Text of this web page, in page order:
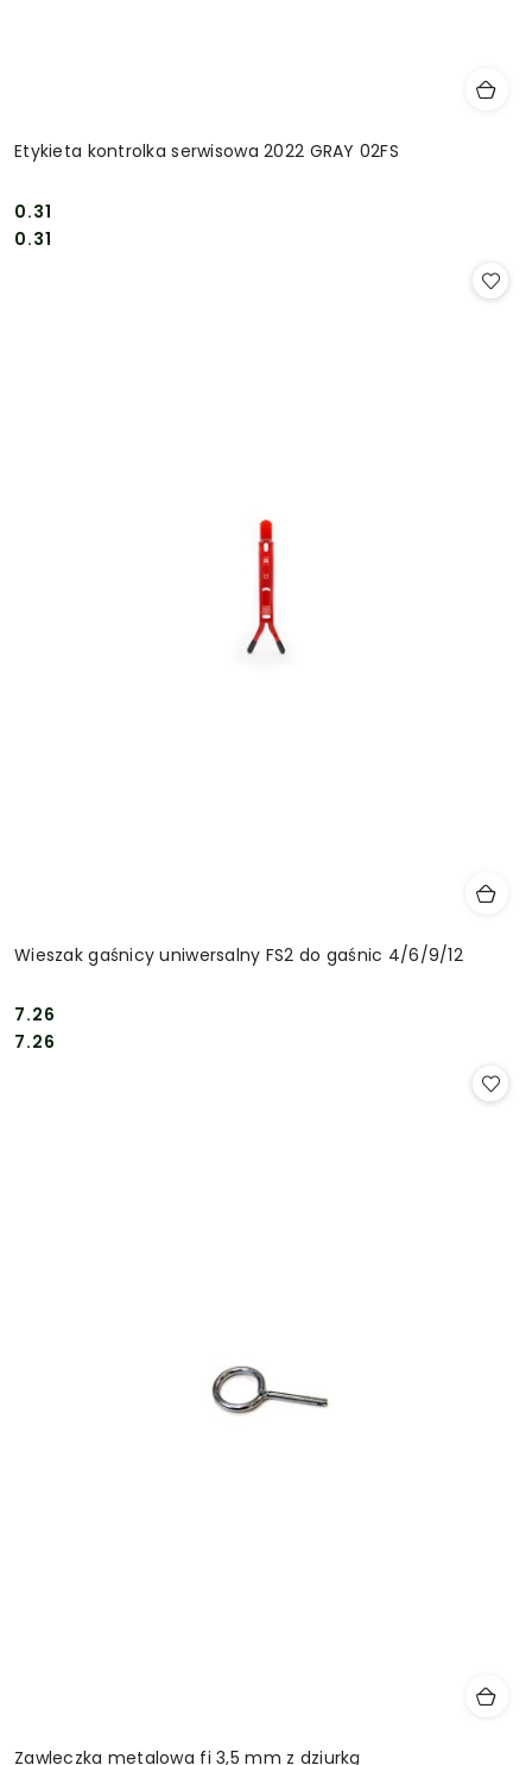
Etykieta kontrolka serwisowa 2022 GRAY 02FS
Cena:
0.31
Cena:
0.31
Wieszak gaśnicy uniwersalny FS2 do gaśnic 4/6/9/12
Cena:
7.26
Cena:
7.26
Zawleczka metalowa fi 3,5 mm z dziurką